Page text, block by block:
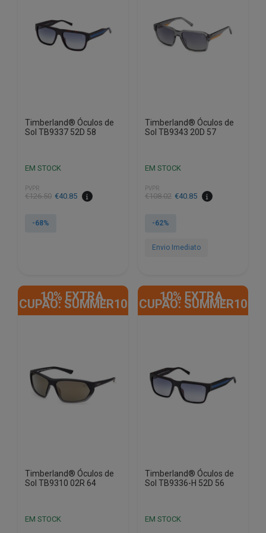
Timberland® Óculos de
Sol TB9337 52D 58
EM STOCK
PVPR
€126.50
O
original
€40.85
O
atual
-68%
Timberland® Óculos de
Sol TB9343 20D 57
EM STOCK
PVPR
€108.02
O
original
€108.02.
€40.85
O
atual
€40.85.
-62%
Envio Imediato
10% EXTRA,
CUPÃO: SUMMER10
Timberland® Óculos de
Sol TB9310 02R 64
EM STOCK
10% EXTRA,
CUPÃO: SUMMER10
Timberland® Óculos de
Sol TB9336-H 52D 56
EM STOCK